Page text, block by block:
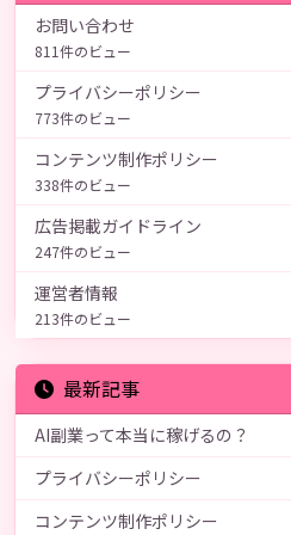
お問い合わせ
811件のビュー
プライバシーポリシー
773件のビュー
コンテンツ制作ポリシー
338件のビュー
広告掲載ガイドライン
247件のビュー
運営者情報
213件のビュー
最新記事
AI副業って本当に稼げるの？
プライバシーポリシー
コンテンツ制作ポリシー